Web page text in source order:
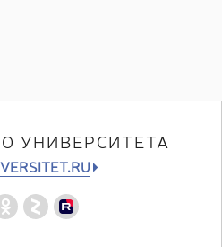
УНИВЕРСИТЕТА